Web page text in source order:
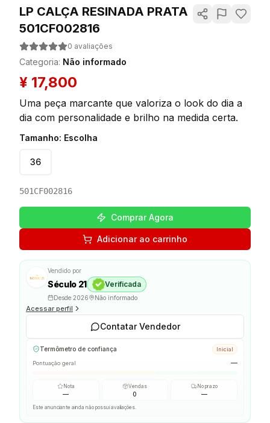
LP CALÇA RESINADA PRATA
501CF002816
0 avaliações
Categoria: Não informado
¥ 17,800
Uma peça marcante que valoriza o look do dia a
dia com personalidade e brilho na medida certa.
Tamanho: Escolha
36
501CF002816
Comprar Agora
Adicionar ao carrinho
Vendido por
Século 21 Verificada
Desde 2026 Não informado
Acessar perfil
Contatar Vendedor
Termômetro de confiança Inicial
Pontuação geral —
Nota
—
Vendas
0
No prazo
—
Este anunciante ainda não possui avaliações.